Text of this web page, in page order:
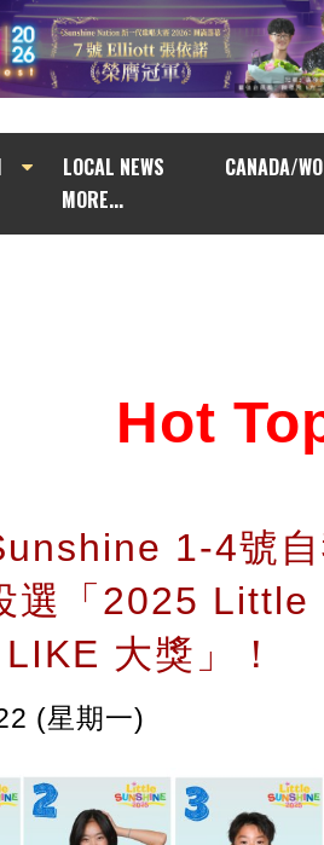
LOCAL NEWS
CANADA/
MORE...
Hot
1-4號
選「2025 Little
大獎」！
(星期一)